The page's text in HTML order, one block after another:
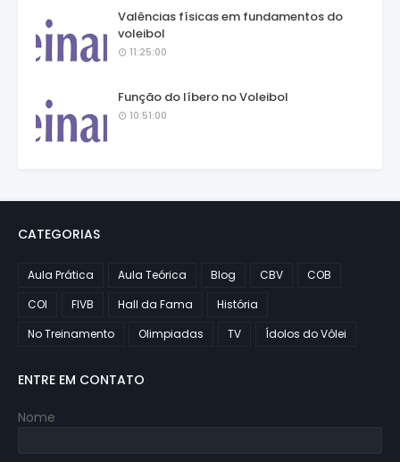
Valências físicas em fundamentos do
voleibol
11:25:00
Função do líbero no Voleibol
10:51:00
CATEGORIAS
Aula Prática Aula Teórica Blog CBV
COB
COI
FIVB Hall da Fama
História
No Treinamento
Olimpiadas TV Ídolos do Vôlei
ENTRE EM CONTATO
Nome